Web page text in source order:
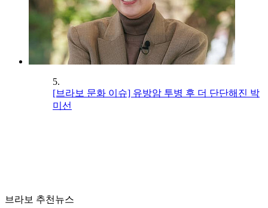
5.
[브라보 문화 이슈] 유방암 투병 후 더 단단해진 박
미선
브라보 추천뉴스